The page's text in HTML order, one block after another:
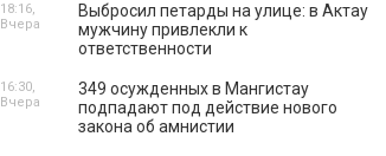
Выбросил петарды на улице: в Актау
мужчину привлекли к
ответственности
18:16,
Вчера
349 осужденных в Мангистау
подпадают под действие нового
закона об амнистии
16:30,
Вчера